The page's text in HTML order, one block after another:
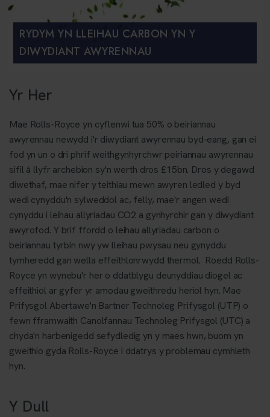
RYDYM YN LLEIHAU CARBON YN Y
DIWYDIANT AWYRENNAU
Yr Her
Mae Rolls-Royce yn cyflenwi tua 50% o beiriannau
awyrennau newydd i'r diwydiant awyrennau byd-eang, gan ei
fod yn un o dri phrif weithgynhyrchwr peiriannau awyrennau
sifil â llyfr archebion sy'n werth dros £15bn. Dros y degawd
diwethaf, mae nifer y teithiau mewn awyren ledled y byd
wedi cynyddu'n sylweddol ac, felly, mae'r angen wedi
cynyddu i leihau allyriadau CO2 a gynhyrchir gan y diwydiant
awyrofod. Y brif ffordd o leihau allyriadau carbon o
beiriannau tyrbin nwy yw lleihau pwysau neu gynyddu
tymheredd gan wella effeithlonrwydd thermol. Roedd Rolls-
Royce yn wynebu'r her o ddatblygu deunyddiau diogel ac
effeithiol ar gyfer yr amodau gweithredu heriol hyn. Mae
Prifysgol Abertawe'n Bartner Technoleg Prifysgol (UTP) o
fewn fframwaith Canolfannau Technoleg Prifysgol (UTC) a
chyda'n harbenigedd sefydledig yn y maes hwn, buom yn
gweithio gyda Rolls-Royce i ddatrys y problemau cymhleth
hyn.
Y Dull